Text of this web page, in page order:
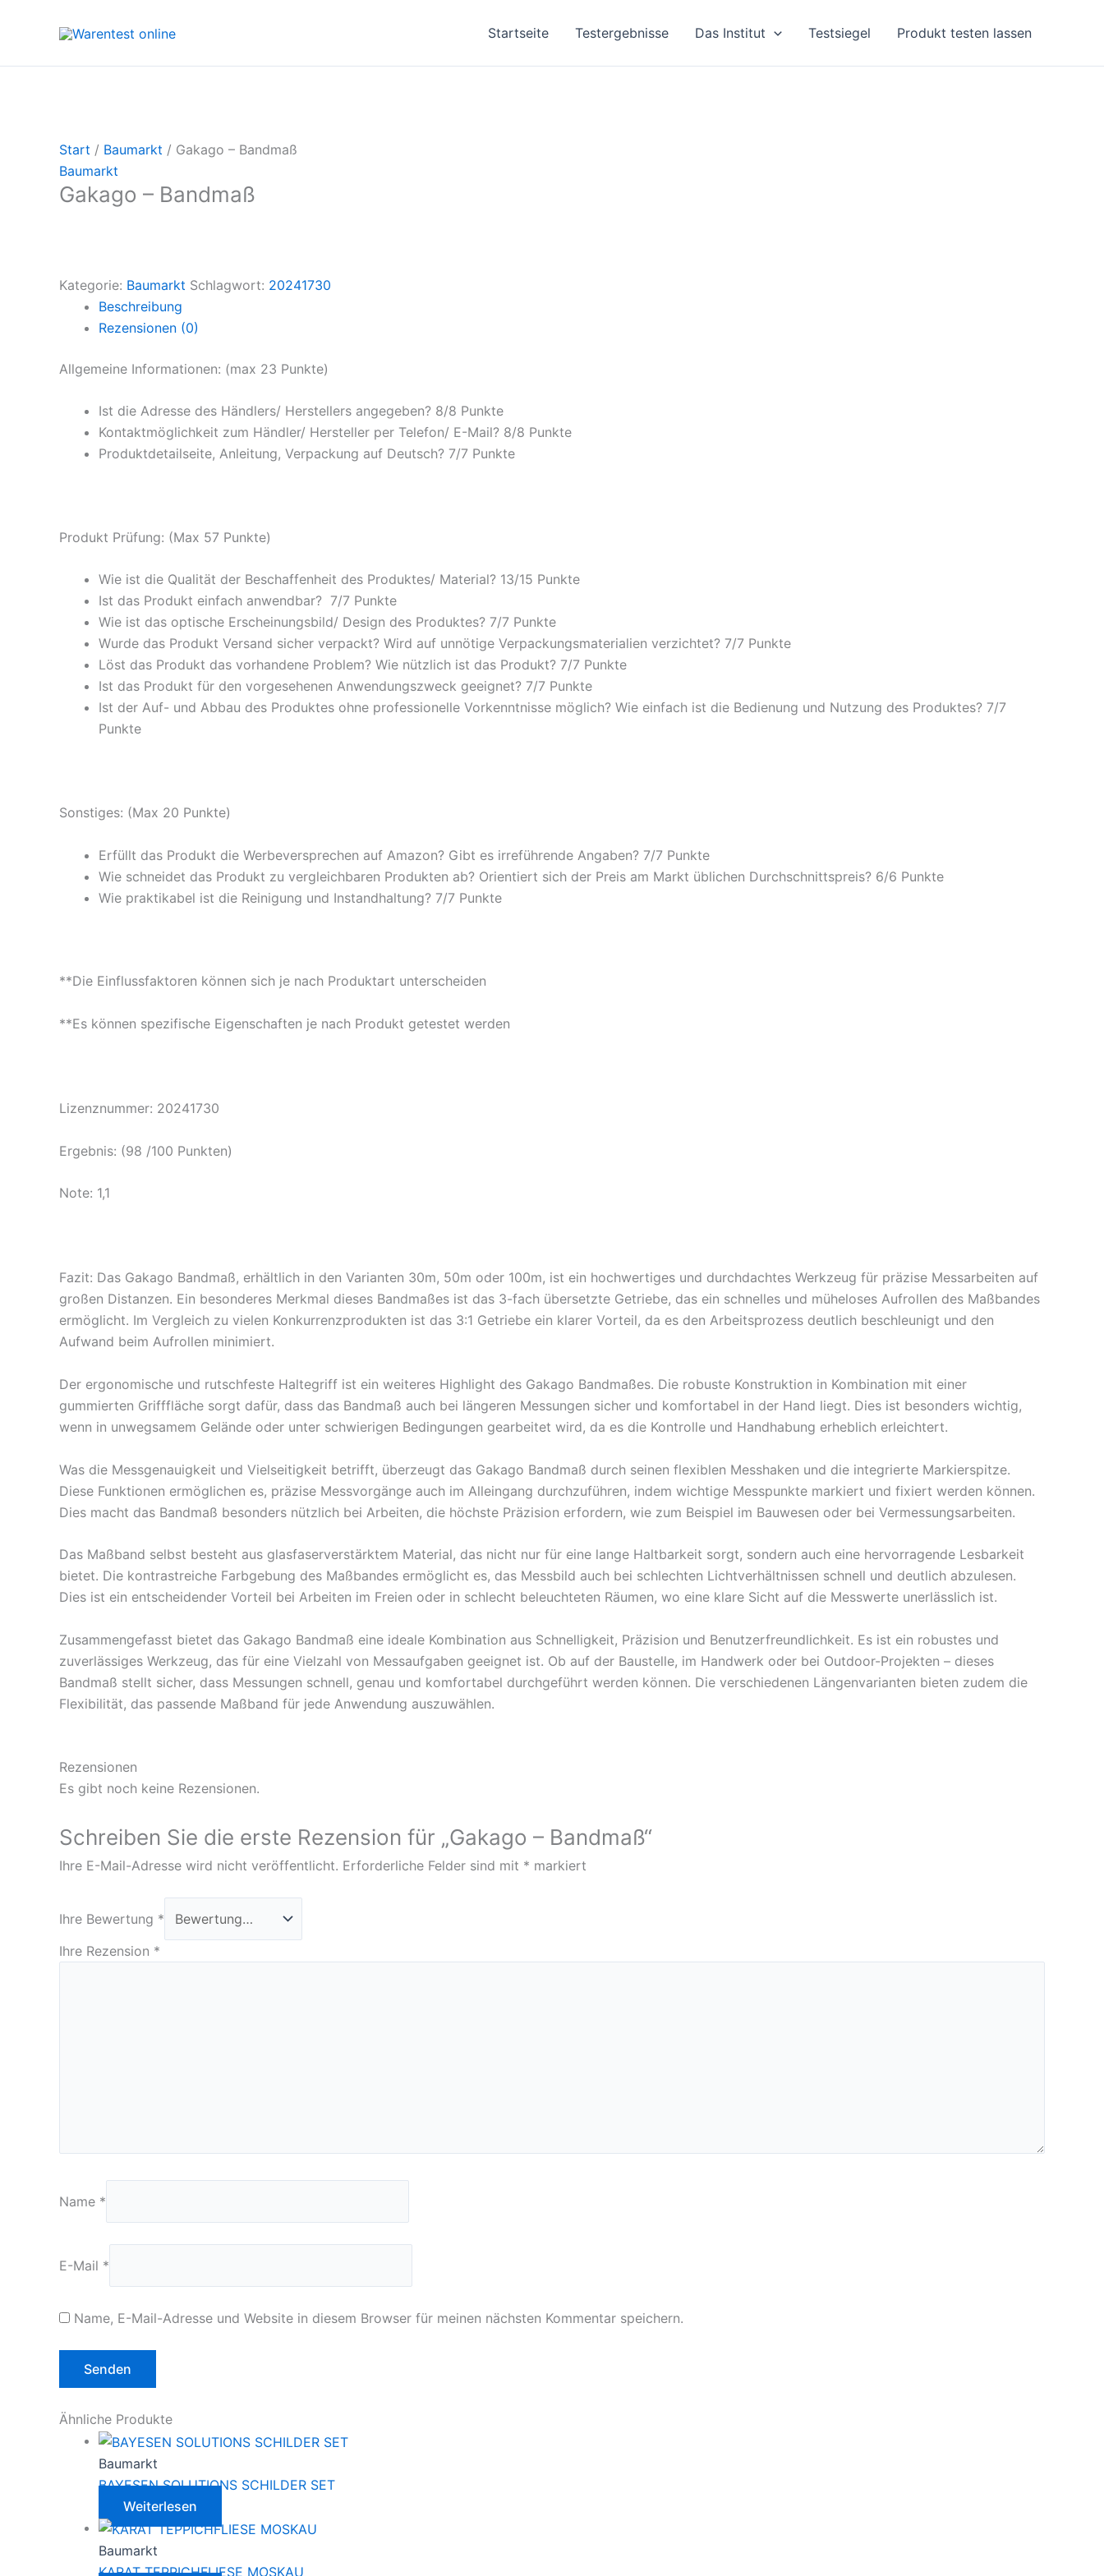
Startseite Testergebnisse Das Institut Testsiegel Produkt testen lassen
Start / Baumarkt / Gakago – Bandmaß
Baumarkt
Gakago – Bandmaß
Kategorie: Baumarkt Schlagwort: 20241730
Beschreibung
Rezensionen (0)
Allgemeine Informationen: (max 23 Punkte)
Ist die Adresse des Händlers/ Herstellers angegeben? 8/8 Punkte
Kontaktmöglichkeit zum Händler/ Hersteller per Telefon/ E-Mail? 8/8 Punkte
Produktdetailseite, Anleitung, Verpackung auf Deutsch? 7/7 Punkte
Produkt Prüfung: (Max 57 Punkte)
Wie ist die Qualität der Beschaffenheit des Produktes/ Material? 13/15 Punkte
Ist das Produkt einfach anwendbar? 7/7 Punkte
Wie ist das optische Erscheinungsbild/ Design des Produktes? 7/7 Punkte
Wurde das Produkt Versand sicher verpackt? Wird auf unnötige Verpackungsmaterialien verzichtet? 7/7 Punkte
Löst das Produkt das vorhandene Problem? Wie nützlich ist das Produkt? 7/7 Punkte
Ist das Produkt für den vorgesehenen Anwendungszweck geeignet? 7/7 Punkte
Ist der Auf- und Abbau des Produktes ohne professionelle Vorkenntnisse möglich? Wie einfach ist die Bedienung und Nutzung des Produktes? 7/7
Punkte
Sonstiges: (Max 20 Punkte)
Erfüllt das Produkt die Werbeversprechen auf Amazon? Gibt es irreführende Angaben? 7/7 Punkte
Wie schneidet das Produkt zu vergleichbaren Produkten ab? Orientiert sich der Preis am Markt üblichen Durchschnittspreis? 6/6 Punkte
Wie praktikabel ist die Reinigung und Instandhaltung? 7/7 Punkte
**Die Einflussfaktoren können sich je nach Produktart unterscheiden
**Es können spezifische Eigenschaften je nach Produkt getestet werden
Lizenznummer: 20241730
Ergebnis: (98 /100 Punkten)
Note: 1,1
Fazit: Das Gakago Bandmaß, erhältlich in den Varianten 30m, 50m oder 100m, ist ein hochwertiges und durchdachtes Werkzeug für präzise Messarbeiten auf
großen Distanzen. Ein besonderes Merkmal dieses Bandmaßes ist das 3-fach übersetzte Getriebe, das ein schnelles und müheloses Aufrollen des Maßbandes
ermöglicht. Im Vergleich zu vielen Konkurrenzprodukten ist das 3:1 Getriebe ein klarer Vorteil, da es den Arbeitsprozess deutlich beschleunigt und den
Aufwand beim Aufrollen minimiert.
Der ergonomische und rutschfeste Haltegriff ist ein weiteres Highlight des Gakago Bandmaßes. Die robuste Konstruktion in Kombination mit einer
gummierten Grifffläche sorgt dafür, dass das Bandmaß auch bei längeren Messungen sicher und komfortabel in der Hand liegt. Dies ist besonders wichtig,
wenn in unwegsamem Gelände oder unter schwierigen Bedingungen gearbeitet wird, da es die Kontrolle und Handhabung erheblich erleichtert.
Was die Messgenauigkeit und Vielseitigkeit betrifft, überzeugt das Gakago Bandmaß durch seinen flexiblen Messhaken und die integrierte Markierspitze.
Diese Funktionen ermöglichen es, präzise Messvorgänge auch im Alleingang durchzuführen, indem wichtige Messpunkte markiert und fixiert werden können.
Dies macht das Bandmaß besonders nützlich bei Arbeiten, die höchste Präzision erfordern, wie zum Beispiel im Bauwesen oder bei Vermessungsarbeiten.
Das Maßband selbst besteht aus glasfaserverstärktem Material, das nicht nur für eine lange Haltbarkeit sorgt, sondern auch eine hervorragende Lesbarkeit
bietet. Die kontrastreiche Farbgebung des Maßbandes ermöglicht es, das Messbild auch bei schlechten Lichtverhältnissen schnell und deutlich abzulesen.
Dies ist ein entscheidender Vorteil bei Arbeiten im Freien oder in schlecht beleuchteten Räumen, wo eine klare Sicht auf die Messwerte unerlässlich ist.
Zusammengefasst bietet das Gakago Bandmaß eine ideale Kombination aus Schnelligkeit, Präzision und Benutzerfreundlichkeit. Es ist ein robustes und
zuverlässiges Werkzeug, das für eine Vielzahl von Messaufgaben geeignet ist. Ob auf der Baustelle, im Handwerk oder bei Outdoor-Projekten – dieses
Bandmaß stellt sicher, dass Messungen schnell, genau und komfortabel durchgeführt werden können. Die verschiedenen Längenvarianten bieten zudem die
Flexibilität, das passende Maßband für jede Anwendung auszuwählen.
Rezensionen
Es gibt noch keine Rezensionen.
Schreiben Sie die erste Rezension für „Gakago – Bandmaß“
Ihre E-Mail-Adresse wird nicht veröffentlicht. Erforderliche Felder sind mit * markiert
Ihre Bewertung *
Ihre Rezension *
Name *
E-Mail *
Name, E-Mail-Adresse und Website in diesem Browser für meinen nächsten Kommentar speichern.
Ähnliche Produkte
Baumarkt
BAYESEN SOLUTIONS SCHILDER SET
Weiterlesen
Baumarkt
KARAT TEPPICHFLIESE MOSKAU